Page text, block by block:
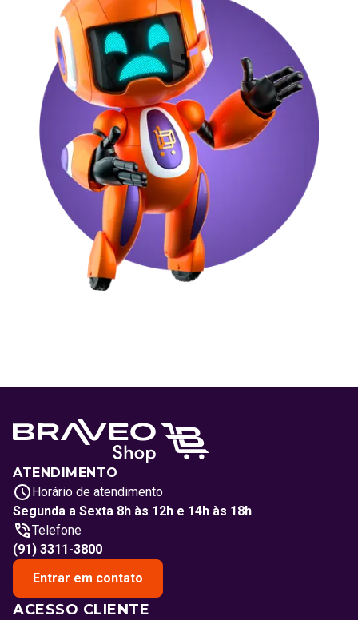
ATENDIMENTO
Horário de atendimento
Segunda a Sexta 8h às 12h e 14h às 18h
Telefone
(91) 3311-3800
Entrar em contato
ACESSO CLIENTE